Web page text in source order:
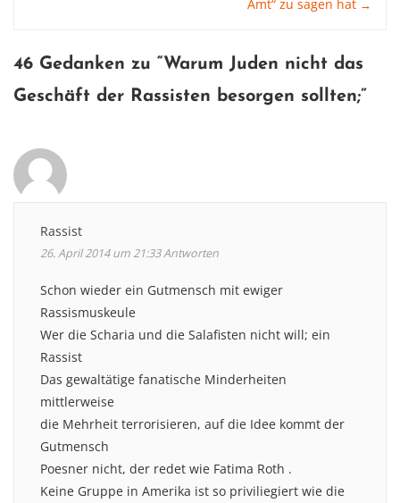
Amt“ zu sagen hat →
46 Gedanken zu “Warum Juden nicht das
Geschäft der Rassisten besorgen sollten;”
Rassist
26. April 2014 um 21:33Antworten
Schon wieder ein Gutmensch mit ewiger
Rassismuskeule
Wer die Scharia und die Salafisten nicht will; ein
Rassist
Das gewaltätige fanatische Minderheiten
mittlerweise
die Mehrheit terrorisieren, auf die Idee kommt der
Gutmensch
Poesner nicht, der redet wie Fatima Roth .
Keine Gruppe in Amerika ist so priviliegiert wie die